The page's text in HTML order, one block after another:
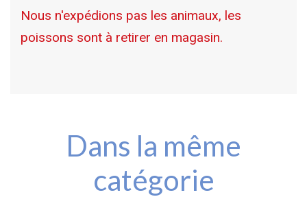
Nous n'expédions pas les animaux, les
poissons sont à retirer en magasin.
Dans la même
catégorie